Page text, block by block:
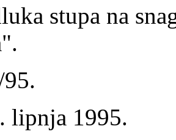
stupa na
lipnja 1995.